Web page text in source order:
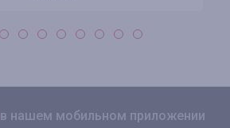
в нашем мобильном приложении